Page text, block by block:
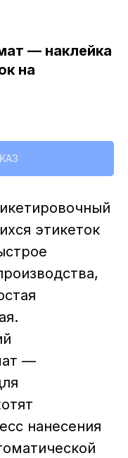
37
— наклейка
на
этикеток
—
нанесения